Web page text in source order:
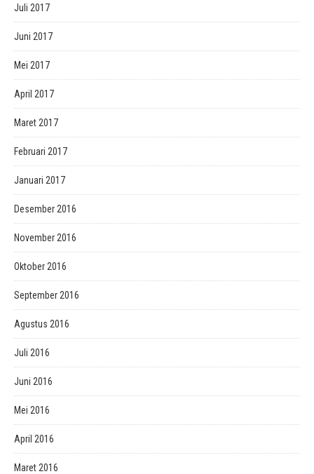
Juli 2017
Juni 2017
Mei 2017
April 2017
Maret 2017
Februari 2017
Januari 2017
Desember 2016
November 2016
Oktober 2016
September 2016
Agustus 2016
Juli 2016
Juni 2016
Mei 2016
April 2016
Maret 2016